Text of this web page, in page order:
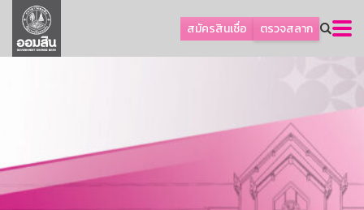
สมัครสินเชื่อ ตรวจสลาก
ลูกค้าธุรกิจ
ลูกค้าผู้ประกอบรายย่อย
การพัฒนาที่ยั่งยืน
ข่าวสาร